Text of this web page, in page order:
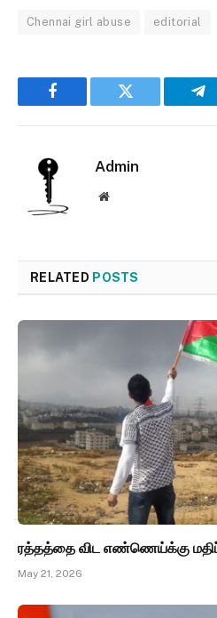
Chennai girl abuse editorial
Facebook Twitter
Admin
Website
RELATED POSTS
ரத்தத்தை விட எண்ணெய்க்கு
May 21, 2026